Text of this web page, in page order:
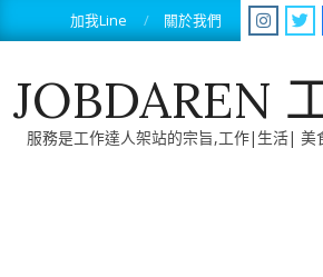
to
加我Line 關於我們
JOBDAREN
服務是工作達人架站的宗旨,工作|生活|